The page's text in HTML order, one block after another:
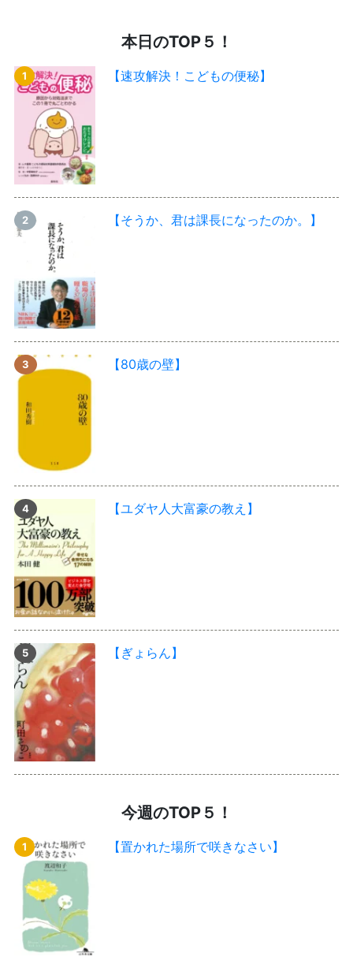
本日のTOP５！
【速攻解決！こどもの便秘】
【そうか、君は課長になったのか。】
【80歳の壁】
【ユダヤ人大富豪の教え】
【ぎょらん】
今週のTOP５！
【置かれた場所で咲きなさい】